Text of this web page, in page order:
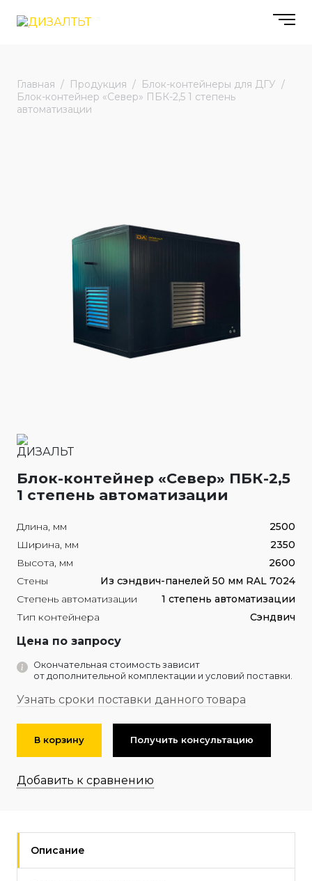
Главная Продукция
Блок-контейнеры для ДГУ
Блок-контейнер «Север» ПБК-2,5 1 степень
автоматизации
Блок-контейнер «Север» ПБК-2,5
1 степень автоматизации
Длина, мм
2500
Ширина, мм
2350
Высота, мм
2600
Стены
Из сэндвич-панелей 50 мм RAL 7024
Степень автоматизации
1 степень автоматизации
Тип контейнера
Сэндвич
Цена по запросу
Окончательная стоимость зависит
от дополнительной комплектации и условий поставки.
Узнать сроки поставки данного товара
В корзину Получить консультацию
Добавить к сравнению
Описание